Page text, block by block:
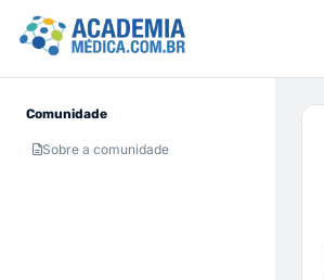
Comunidade
Sobre a comunidade